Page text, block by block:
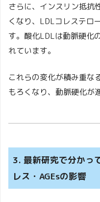
さらに、インスリン抵抗
くなり、LDLコレステロ
す。酸化LDLは動脈硬化
れています。
これらの変化が積み重な
もろくなり、動脈硬化が
3. 最新研究で分かっ
レス・AGEsの影響